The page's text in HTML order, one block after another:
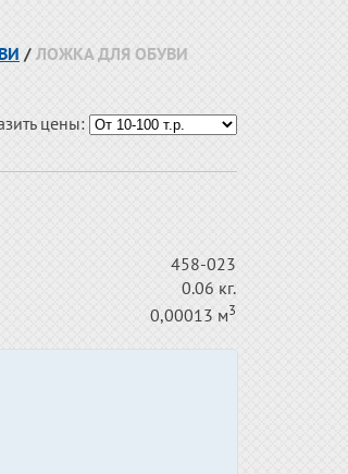
/ ЛОЖКА ДЛЯ ОБУВИ
цены:
458-023
0.06 кг.
0,00013 м3